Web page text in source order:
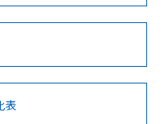
Cd Cr(VI)
No No
格認証/適合状況ページへ
ージからご検索ください
表